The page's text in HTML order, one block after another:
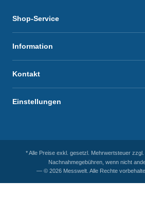
Shop-Service
Information
Kontakt
Einstellungen
* Alle Preise exkl. gesetzl. Mehrwertsteuer zzgl.
Nachnahmegebühren, wenn nicht
— © 2026 Messwelt. Alle Rechte